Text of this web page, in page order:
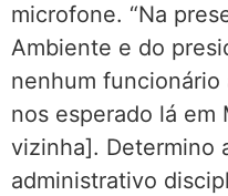
microfone. “Na
Ambiente e do
nenhum funcionário
nos esperado lá em
vizinha]. Determino
administrativo